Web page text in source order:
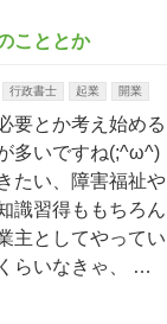
こととか
行政書士 起業 開業
要とか考え始める
多いですね(;^ω^)
たい、障害福祉や
識習得ももちろん
主としてやってい
らいなきゃ、 …